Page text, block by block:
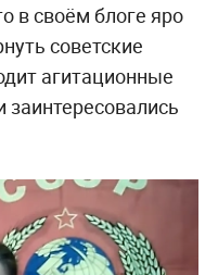
в своём блоге яро
советские
агитационные
заинтересовались